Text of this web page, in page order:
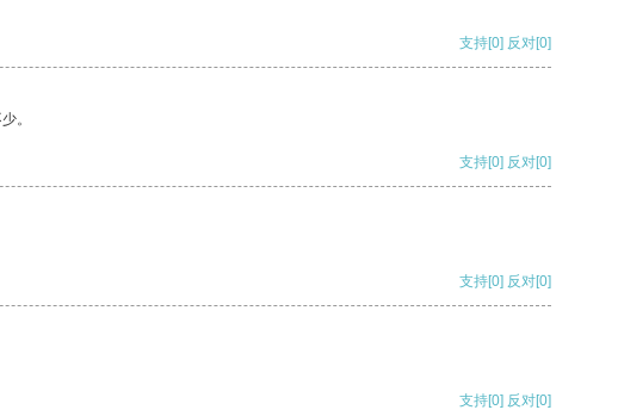
支持[0] 反对[0]
。
支持[0] 反对[0]
支持[0] 反对[0]
支持[0] 反对[0]